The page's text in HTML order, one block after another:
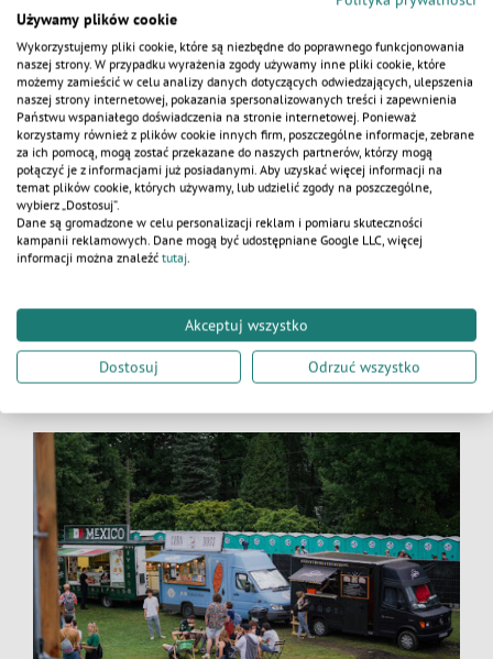
a toaletami przenośnymi nie może przekraczać
125 metrów.
Jeśli chodzi o liczbę, na placu budowy powinna
znajdować się co najmniej:
jedna kabina na 30 pracujących mężczyzn,
jedna toaleta na każde 20 kobiet.
Regularne czyszczenie i konserwacja przenośnych
toalet są niezbędne do tego, by zapewnić higienę
zaplecza sanitarnego oferuje usługi sprzątania
i uzupełniania zapasów, dzięki czemu pracownicy
nie muszą koncentrować się na tym, aby zadbać
KALKULATOR
Używamy plików cookie
Wykorzystujemy pliki cookie, które są niezbędne do poprawnego funkcjonowania
naszej strony. W przypadku wyrażenia zgody używamy inne pliki cookie, które
możemy zamieścić w celu analizy danych dotyczących odwiedzających, ulepszenia
naszej strony internetowej, pokazania spersonalizowanych treści i zapewnienia
Państwu wspaniałego doświadczenia na stronie internetowej. Ponieważ
korzystamy również z plików cookie innych firm, poszczególne informacje, zebrane
za ich pomocą, mogą zostać przekazane do naszych partnerów, którzy mogą
połączyć je z informacjami już posiadanymi. Aby uzyskać więcej informacji na
temat plików cookie, których używamy, lub udzielić zgody na poszczególne,
wybierz „Dostosuj”.
Dane są gromadzone w celu personalizacji reklam i pomiaru skuteczności
kampanii reklamowych. Dane mogą być udostępniane Google LLC, więcej
informacji można znaleźć tutaj.
Akceptuj wszystko
Dostosuj Odrzuć wszystko